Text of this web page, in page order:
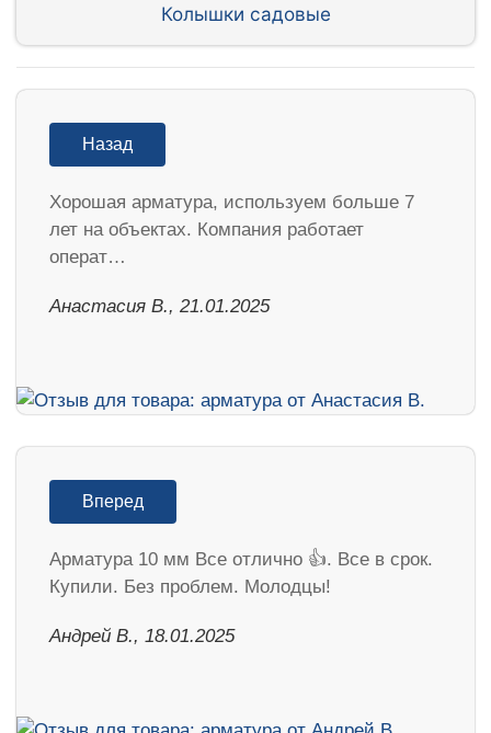
Колышки садовые
Назад
Хорошая арматура, используем больше 7
лет на объектах. Компания работает
операт…
Анастасия В., 21.01.2025
Вперед
Арматура 10 мм Все отлично 👍. Все в срок.
Купили. Без проблем. Молодцы!
Андрей В., 18.01.2025